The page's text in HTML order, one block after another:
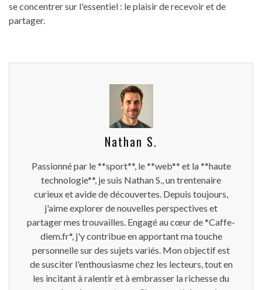
se concentrer sur l'essentiel : le plaisir de recevoir et de
partager.
Nathan S.
Passionné par le **sport**, le **web** et la **haute
technologie**, je suis Nathan S., un trentenaire
curieux et avide de découvertes. Depuis toujours,
j'aime explorer de nouvelles perspectives et
partager mes trouvailles. Engagé au cœur de *Caffe-
diem.fr*, j'y contribue en apportant ma touche
personnelle sur des sujets variés. Mon objectif est
de susciter l'enthousiasme chez les lecteurs, tout en
les incitant à ralentir et à embrasser la richesse du